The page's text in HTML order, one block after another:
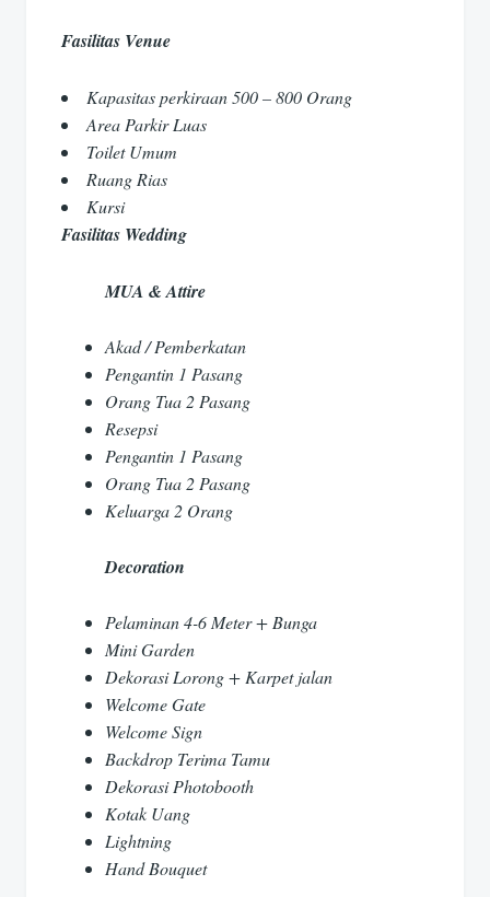
Fasilitas Venue
Kapasitas perkiraan 500 – 800 Orang
Area Parkir Luas
Toilet Umum
Ruang Rias
Kursi
Fasilitas Wedding
MUA & Attire
Akad / Pemberkatan
Pengantin 1 Pasang
Orang Tua 2 Pasang
Resepsi
Pengantin 1 Pasang
Orang Tua 2 Pasang
Keluarga 2 Orang
Decoration
Pelaminan 4-6 Meter + Bunga
Mini Garden
Dekorasi Lorong + Karpet jalan
Welcome Gate
Welcome Sign
Backdrop Terima Tamu
Dekorasi Photobooth
Kotak Uang
Lightning
Hand Bouquet